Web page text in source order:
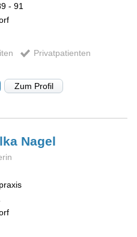
- 91
Privatpatienten
Zum Profil
Nagel